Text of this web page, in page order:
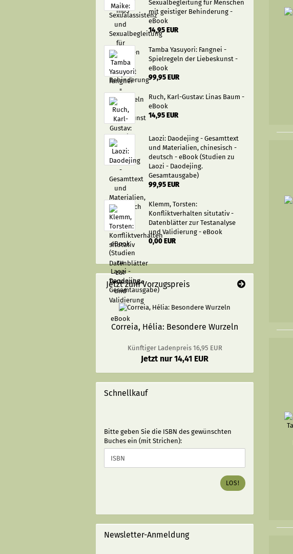
Sexualbegleitung für Menschen
mit geistiger Behinderung -
eBook
14,95 EUR
Tamba Yasuyori: Fangnei -
Spielregeln der Liebeskunst -
eBook
99,95 EUR
Ruch, Karl-Gustav: Linas Baum -
eBook
14,95 EUR
Laozi: Daodejing - Gesamttext
und Materialien, chinesisch -
deutsch - eBook (Studien zu
Laozi - Daodejing.
Gesamtausgabe)
99,95 EUR
Klemm, Torsten:
Konfliktverhalten situtativ -
Datenblätter zur Testanalyse
und Validierung - eBook
0,00 EUR
Jetzt zum Vorzugspreis
Correia, Hélia: Besondere Wurzeln
Künftiger Ladenpreis 16,95 EUR
Jetzt nur 14,41 EUR
Schnellkauf
BITTE
GEBEN
SIE
DIE
ISBN
(MIT
STRICHEN):
Bitte geben Sie die ISBN des gewünschten
Buches ein (mit Strichen):
LOS!
Newsletter-Anmeldung